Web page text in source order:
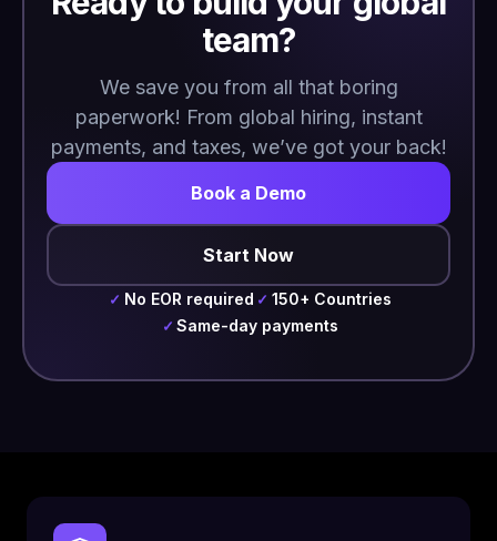
team?
We save you from all that boring
paperwork! From global hiring, instant
payments, and taxes, we’ve got your back!
Book a Demo
Start Now
✓ No EOR required ✓ 150+ Countries
✓ Same-day payments